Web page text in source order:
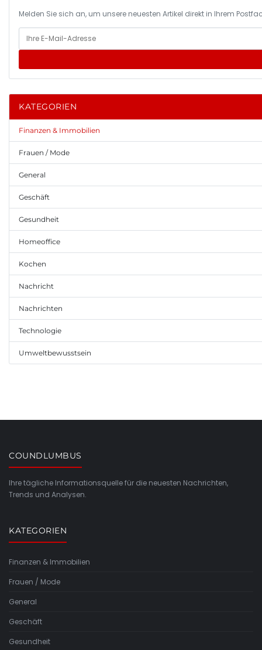
Melden Sie sich an, um unsere neuesten Artikel direkt in Ihrem
KATEGORIEN
Finanzen & Immobilien
Frauen / Mode
General
Geschäft
Gesundheit
Homeoffice
Kochen
Nachricht
Nachrichten
Technologie
Umweltbewusstsein
COUNDLUMBUS
Ihre tägliche Informationsquelle für die neuesten Nachrichten,
Trends und Analysen.
KATEGORIEN
Finanzen & Immobilien
Frauen / Mode
General
Geschäft
Gesundheit